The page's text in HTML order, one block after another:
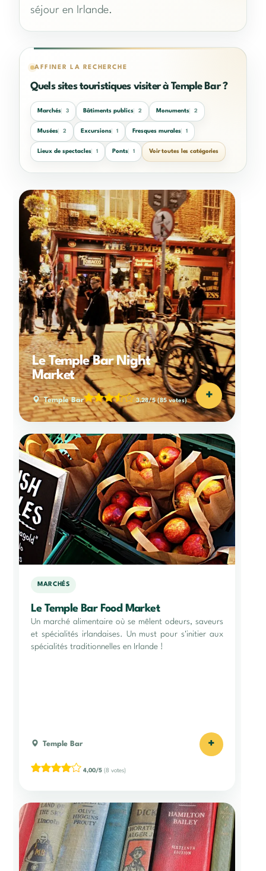
séjour en Irlande.
AFFINER LA RECHERCHE
Quels sites touristiques visiter à Temple Bar ?
Marchés 3 Bâtiments publics 2 Monuments 2
Musées 2 Excursions 1 Fresques murales 1
Lieux de spectacles 1 Ponts 1 Voir toutes les catégories
Le Temple Bar Night
Market
Temple Bar 3,28/5 (85 votes) +
MARCHÉS
Le Temple Bar Food Market
Un marché alimentaire où se mêlent odeurs, saveurs
et spécialités irlandaises. Un must pour s'initier aux
spécialités traditionnelles en Irlande !
Temple Bar +
4,00/5 (8 votes)